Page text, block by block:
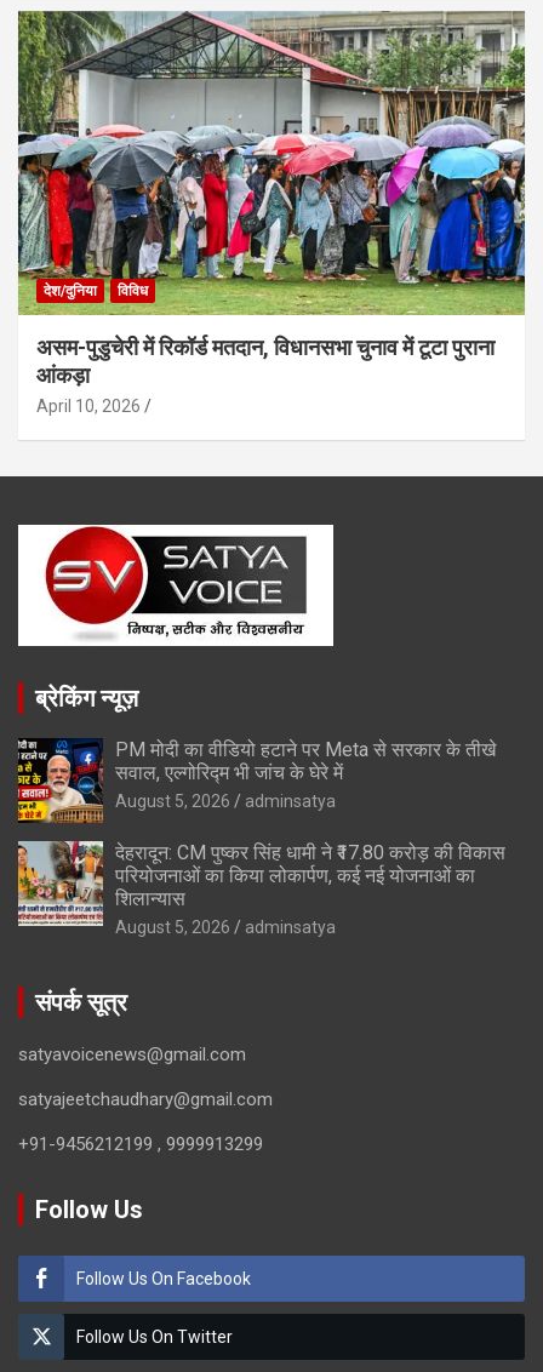
देश/दुनिया विविध
असम-पुडुचेरी में रिकॉर्ड मतदान, विधानसभा चुनाव में टूटा पुराना
आंकड़ा
April 10, 2026
ब्रेकिंग न्यूज़
PM मोदी का वीडियो हटाने पर Meta से सरकार के तीखे
सवाल, एल्गोरिद्म भी जांच के घेरे में
August 5, 2026 adminsatya
देहरादून: CM पुष्कर सिंह धामी ने ₹17.80 करोड़ की विकास
परियोजनाओं का किया लोकार्पण, कई नई योजनाओं का
शिलान्यास
August 5, 2026 adminsatya
संपर्क सूत्र
satyavoicenews@gmail.com
satyajeetchaudhary@gmail.com
+91-9456212199 , 9999913299
Follow Us
Follow Us On Facebook
Follow Us On Twitter